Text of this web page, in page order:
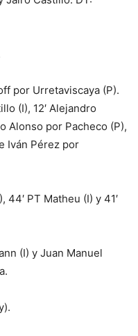
por Urretaviscaya (P).
(I), 12′ Alejandro
Alonso por Pacheco (P),
Iván Pérez por
44′ PT Matheu (I) y 41′
(I) y Juan Manuel